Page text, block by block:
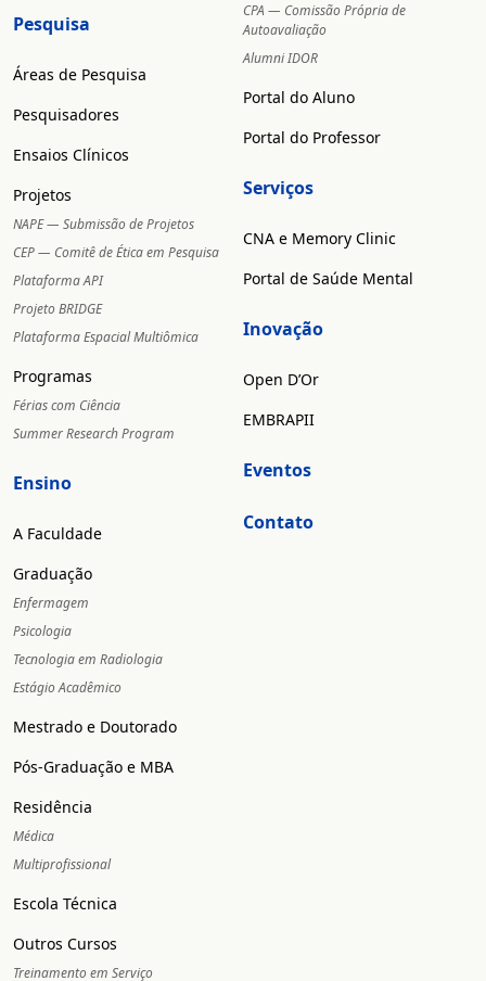
Pesquisa
Áreas de Pesquisa
Pesquisadores
Ensaios Clínicos
Projetos
NAPE — Submissão de Projetos
CEP — Comitê de Ética em Pesquisa
Plataforma API
Projeto BRIDGE
Plataforma Espacial Multiômica
Programas
Férias com Ciência
Summer Research Program
Ensino
A Faculdade
Graduação
Enfermagem
Psicologia
Tecnologia em Radiologia
Estágio Acadêmico
Mestrado e Doutorado
Pós-Graduação e MBA
Residência
Médica
Multiprofissional
Escola Técnica
Outros Cursos
Treinamento em Serviço
CPA — Comissão Própria de
Autoavaliação
Alumni IDOR
Portal do Aluno
Portal do Professor
Serviços
CNA e Memory Clinic
Portal de Saúde Mental
Inovação
Open D’Or
EMBRAPII
Eventos
Contato